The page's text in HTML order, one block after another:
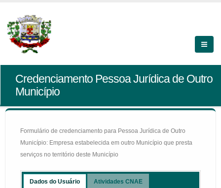
Credenciamento Pessoa Jurídica de Outro
Município
Formulário de credenciamento para Pessoa Jurídica de Outro
Município: Empresa estabelecida em outro Município que presta
serviços no território deste Município
Dados do Usuário Atividades CNAE